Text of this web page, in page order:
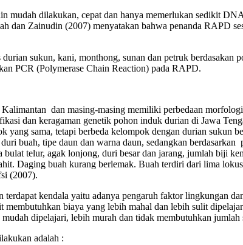
dilakukan, cepat dan hanya memerlukan sedikit
Zainudin (2007) menyatakan bahwa penanda RAPD
sukun, kani, monthong, sunan dan petruk berdasakan
PCR (Polymerase Chain Reaction) pada RAPD.
dan masing-masing memiliki perbedaan morfologi
dan keragaman genetik pohon induk durian di Jawa
sama, tetapi berbeda kelompok dengan durian sukun
buah, tipe daun dan warna daun, sedangkan
telur, agak lonjong, duri besar dan jarang, jumlah biji
Daging buah kurang berlemak. Buah terdiri dari lima
(2007).
kendala yaitu adanya pengaruh faktor lingkungan
membutuhkan biaya yang lebih mahal dan lebih sulit
dipelajari, lebih murah dan tidak membutuhkan
adalah :